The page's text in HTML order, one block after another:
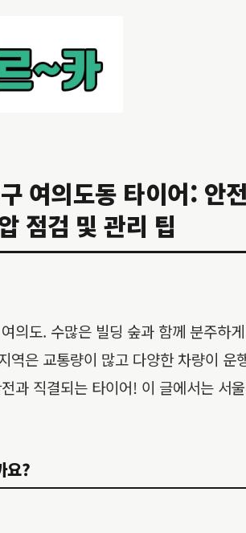
여의도동 타이어: 안
점검 및 관리 팁
의도. 수많은 빌딩 숲과 함께 분주하
역은 교통량이 많고 다양한 차량이
과 직결되는 타이어! 이 글에서는 서
요?